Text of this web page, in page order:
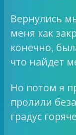
Вернулись
меня как
конечно,
что найдет
Но потом я
пролили
градус